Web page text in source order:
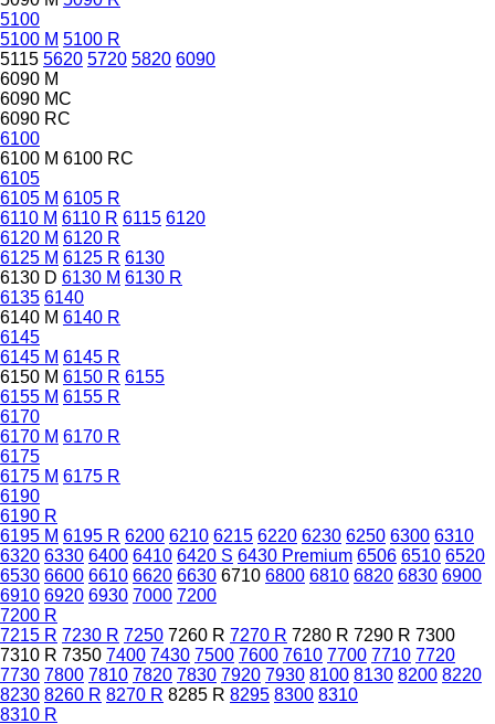
5100
5100 M 5100 R
5115 5620 5720 5820 6090
6090 M
6090 MC
6090 RC
6100
6100 M 6100 RC
6105
6105 M 6105 R
6110 M 6110 R 6115 6120
6120 M 6120 R
6125 M 6125 R 6130
6130 D 6130 M 6130 R
6135 6140
6140 M 6140 R
6145
6145 M 6145 R
6150 M 6150 R 6155
6155 M 6155 R
6170
6170 M 6170 R
6175
6175 M 6175 R
6190
6190 R
6195 M 6195 R 6200 6210 6215 6220 6230 6250 6300 6310
6320 6330 6400 6410 6420 S 6430 Premium 6506 6510 6520
6530 6600 6610 6620 6630 6710 6800 6810 6820 6830 6900
6910 6920 6930 7000 7200
7200 R
7215 R 7230 R 7250 7260 R 7270 R 7280 R 7290 R 7300
7310 R 7350 7400 7430 7500 7600 7610 7700 7710 7720
7730 7800 7810 7820 7830 7920 7930 8100 8130 8200 8220
8230 8260 R 8270 R 8285 R 8295 8300 8310
8310 R